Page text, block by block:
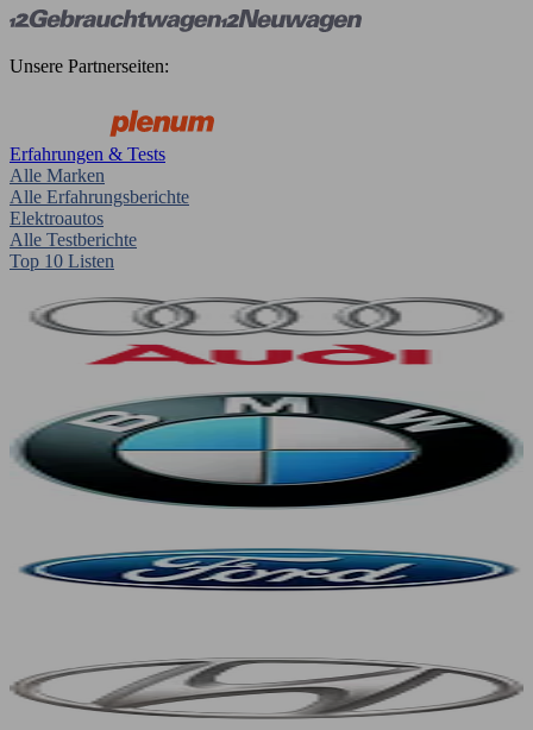
Unsere Partnerseiten:
Erfahrungen & Tests
Alle Marken
Alle Erfahrungsberichte
Elektroautos
Alle Testberichte
Top 10 Listen